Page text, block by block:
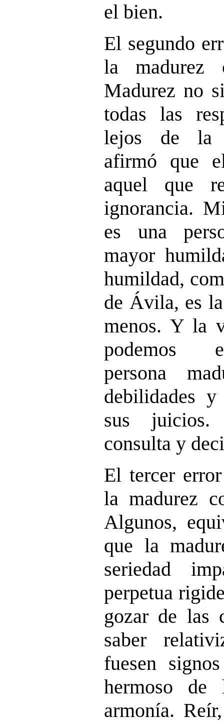
el bien.
El segundo
la madurez
Madurez no
todas las
lejos de la
afirmó que
aquel que
ignorancia.
es una
mayor
humildad,
de Ávila, es
menos. Y la
podemos
persona
debilidades
sus juicios.
consulta y
El tercer
la madurez
Algunos,
que la
seriedad
perpetua
gozar de las
saber
fuesen
hermoso de
armonía.